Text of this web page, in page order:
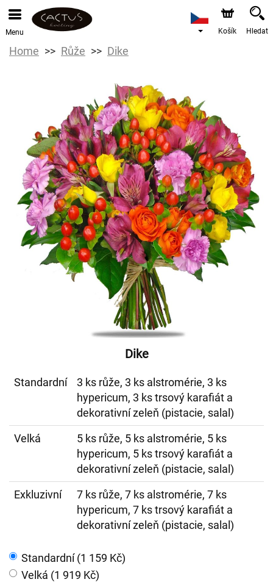
Menu Košík Hledat
Home Růže Dike
Dike
Standardní
3 ks růže, 3 ks alstromérie, 3 ks
hypericum, 3 ks trsový karafiát a
dekorativní zeleň (pistacie, salal)
Velká
5 ks růže, 5 ks alstromérie, 5 ks
hypericum, 5 ks trsový karafiát a
dekorativní zeleň (pistacie, salal)
Exkluzivní
7 ks růže, 7 ks alstromérie, 7 ks
hypericum, 7 ks trsový karafiát a
dekorativní zeleň (pistacie, salal)
Standardní (1 159 Kč)
Velká (1 919 Kč)